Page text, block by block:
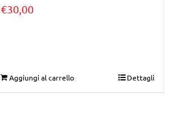
€30,00
Aggiungi al carrello Dettagli